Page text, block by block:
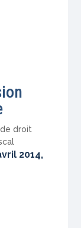
droit
2014,